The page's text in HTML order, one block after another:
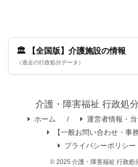
🏛️ 【全国版】介護施設の情報
（過去の行政処分データ）
介護・障害福祉 行政処
ホーム
運営者情報・
【一般お問い合わせ・事
プライバシーポリシー
© 2025 介護・障害福祉 行政処